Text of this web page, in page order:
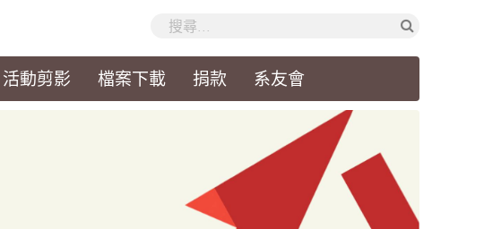
活動剪影 檔案下載 捐款 系友會